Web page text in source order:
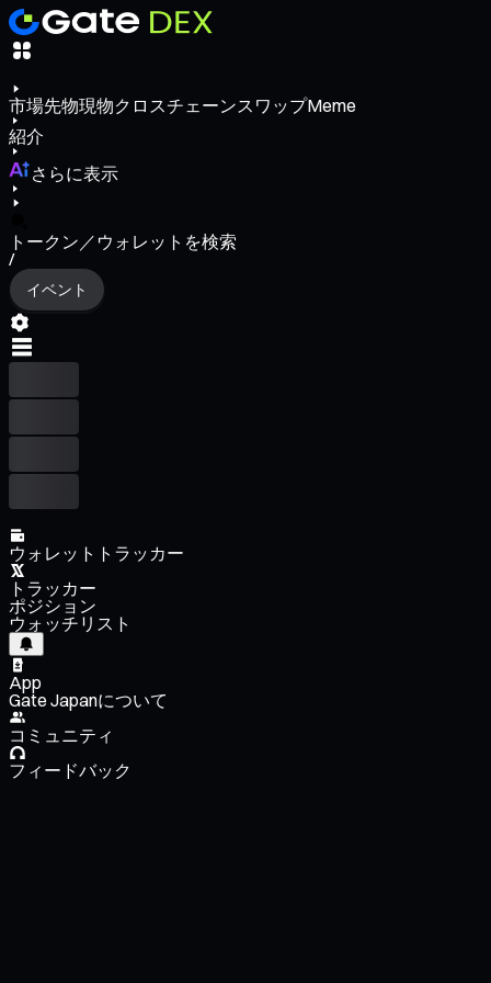
市場先物現物クロスチェーンスワップMeme
紹介
さらに表示
トークン／ウォレットを検索
/
イベント
ウォレットトラッカー
トラッカー
ポジション
ウォッチリスト
App
Gate Japanについて
コミュニティ
フィードバック